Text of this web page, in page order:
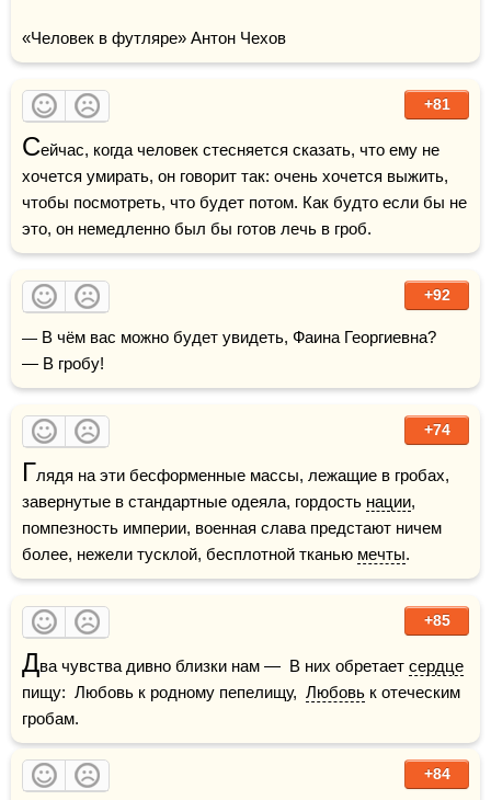
«Человек в футляре» Антон Чехов
+81
Сейчас, когда человек стесняется сказать, что ему не
хочется умирать, он говорит так: очень хочется выжить,
чтобы посмотреть, что будет потом. Как будто если бы не
это, он немедленно был бы готов лечь в гроб.
+92
— В чём вас можно будет увидеть, Фаина Георгиевна?
— В гробу!
+74
Глядя на эти бесформенные массы, лежащие в гробах,
завернутые в стандартные одеяла, гордость нации,
помпезность империи, военная слава предстают ничем
более, нежели тусклой, бесплотной тканью мечты.
+85
Два чувства дивно близки нам —  В них обретает сердце
пищу:  Любовь к родному пепелищу, Любовь к отеческим
гробам.
+84